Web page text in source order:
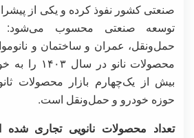
صنعتی کشور نفوذ کرده و یکی از
توسعه صنعتی محسوب
حمل‌ونقل، عمران و ساختمان و
محصولات
بیش از یک‌چهارم بازار محصولات
حوزه خودرو و حمل‌ونقل است.
تعداد محصولات نانویی تجاری شده